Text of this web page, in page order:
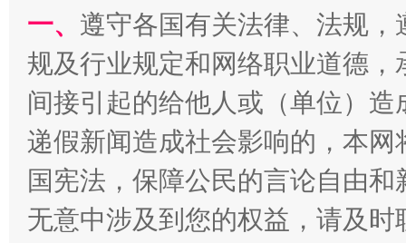
在谋一域中谋全局
一、 遵守各国有关法律、法规
规及行业规定和网络职业道德
间接引起的给他人或（单位）
递假新闻造成社会影响的，本
国宪法，保障公民的言论自由
无意中涉及到您的权益，请及